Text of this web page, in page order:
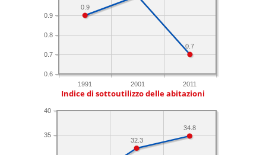
1991 2001 2011
0.6
0.7
0.8
0.9
0.7
0.9
Indice di sottoutilizzo delle abitazioni
35
40
34.8
32.3